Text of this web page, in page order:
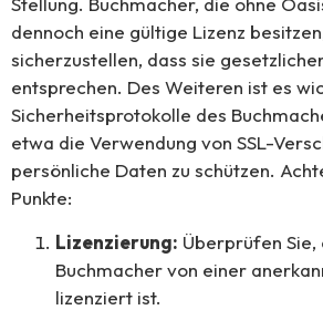
dennoch eine gültige Lizenz
sicherzustellen, dass sie
entsprechen. Des Weiteren ist es
Sicherheitsprotokolle des
etwa die Verwendung von SSL-
persönliche Daten zu schützen.
Punkte:
Lizenzierung: Überprüfen Sie,
Buchmacher von einer
lizenziert ist.